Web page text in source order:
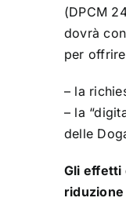
(DPCM
dovrà
per
– la
– la
delle
Gli effetti